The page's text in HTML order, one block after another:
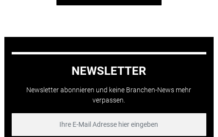
NEWSLETTER
Newsletter abonnieren und keine Branchen-News mehr
verpassen.